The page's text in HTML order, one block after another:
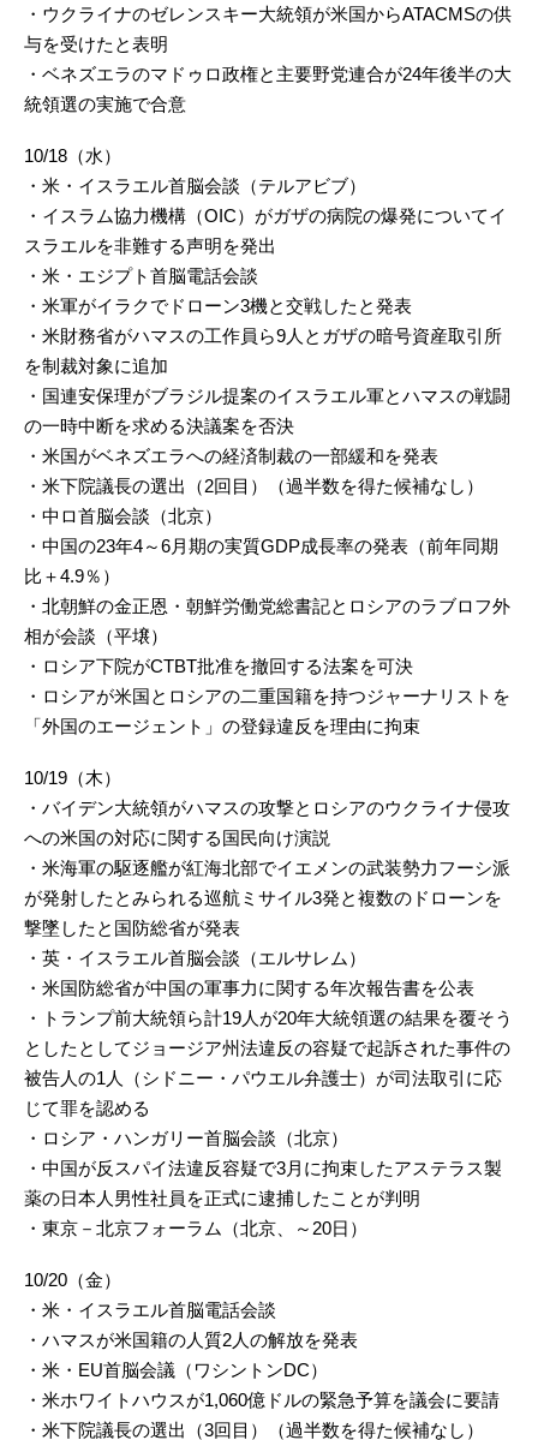
・ウクライナのゼレンスキー大統領が米国からATACMSの供
与を受けたと表明
・ベネズエラのマドゥロ政権と主要野党連合が24年後半の大
統領選の実施で合意
10/18（水）
・米・イスラエル首脳会談（テルアビブ）
・イスラム協力機構（OIC）がガザの病院の爆発についてイ
スラエルを非難する声明を発出
・米・エジプト首脳電話会談
・米軍がイラクでドローン3機と交戦したと発表
・米財務省がハマスの工作員ら9人とガザの暗号資産取引所
を制裁対象に追加
・国連安保理がブラジル提案のイスラエル軍とハマスの戦闘
の一時中断を求める決議案を否決
・米国がベネズエラへの経済制裁の一部緩和を発表
・米下院議長の選出（2回目）（過半数を得た候補なし）
・中ロ首脳会談（北京）
・中国の23年4～6月期の実質GDP成長率の発表（前年同期
比＋4.9％）
・北朝鮮の金正恩・朝鮮労働党総書記とロシアのラブロフ外
相が会談（平壌）
・ロシア下院がCTBT批准を撤回する法案を可決
・ロシアが米国とロシアの二重国籍を持つジャーナリストを
「外国のエージェント」の登録違反を理由に拘束
10/19（木）
・バイデン大統領がハマスの攻撃とロシアのウクライナ侵攻
への米国の対応に関する国民向け演説
・米海軍の駆逐艦が紅海北部でイエメンの武装勢力フーシ派
が発射したとみられる巡航ミサイル3発と複数のドローンを
撃墜したと国防総省が発表
・英・イスラエル首脳会談（エルサレム）
・米国防総省が中国の軍事力に関する年次報告書を公表
・トランプ前大統領ら計19人が20年大統領選の結果を覆そう
としたとしてジョージア州法違反の容疑で起訴された事件の
被告人の1人（シドニー・パウエル弁護士）が司法取引に応
じて罪を認める
・ロシア・ハンガリー首脳会談（北京）
・中国が反スパイ法違反容疑で3月に拘束したアステラス製
薬の日本人男性社員を正式に逮捕したことが判明
・東京－北京フォーラム（北京、～20日）
10/20（金）
・米・イスラエル首脳電話会談
・ハマスが米国籍の人質2人の解放を発表
・米・EU首脳会議（ワシントンDC）
・米ホワイトハウスが1,060億ドルの緊急予算を議会に要請
・米下院議長の選出（3回目）（過半数を得た候補なし）